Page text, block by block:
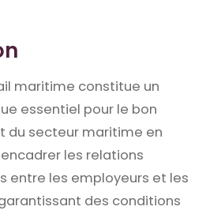
maritime constitue un
essentiel pour le bon
du secteur maritime en
les relations
entre les employeurs et les
des conditions